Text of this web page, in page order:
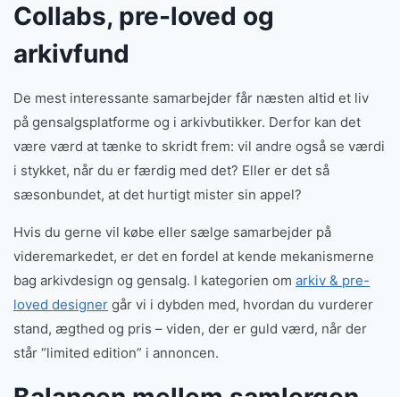
Collabs, pre-loved og
arkivfund
De mest interessante samarbejder får næsten altid et liv
på gensalgsplatforme og i arkivbutikker. Derfor kan det
være værd at tænke to skridt frem: vil andre også se værdi
i stykket, når du er færdig med det? Eller er det så
sæsonbundet, at det hurtigt mister sin appel?
Hvis du gerne vil købe eller sælge samarbejder på
videremarkedet, er det en fordel at kende mekanismerne
bag arkivdesign og gensalg. I kategorien om arkiv & pre-
loved designer går vi i dybden med, hvordan du vurderer
stand, ægthed og pris – viden, der er guld værd, når der
står “limited edition” i annoncen.